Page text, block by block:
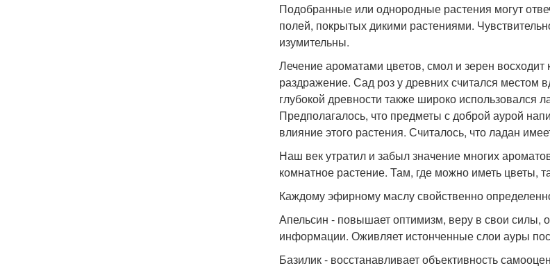
Подобранные или однородные растения могут
полей, покрытых дикими растениями.
изумительны.
Лечение ароматами цветов, смол и зерен
раздражение. Сад роз у древних считался
глубокой древности также широко использовался
Предполагалось, что предметы с доброй аурой
влияние этого растения. Считалось, что ладан
Наш век утратил и забыл значение многих
комнатное растение. Там, где можно иметь цветы,
Каждому эфирному маслу свойственно
Апельсин - повышает оптимизм, веру в свои силы,
информации. Оживляет истонченные слои ауры
Базилик - восстанавливает объективность